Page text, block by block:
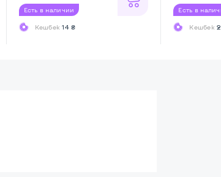
Есть в наличии
Кешбек14 ₴
Есть в
Кешбек